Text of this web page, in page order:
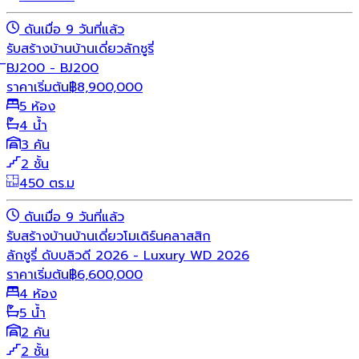
ดันเมื่อ 9 วันที่แล้ว
รับสร้างบ้านบ้านเดี่ยวลักชูรี่
ิBJ200 - BJ200
ราคาเริ่มต้น฿8,900,000
5 ห้อง
4 น้ำ
3 คัน
2 ชั้น
450 ตร.ม
ดันเมื่อ 9 วันที่แล้ว
รับสร้างบ้านบ้านเดี่ยวโมเดิร์นคลาสสิก
ลักชูรี่ ดับบลิวดี 2026 - Luxury WD 2026
ราคาเริ่มต้น฿6,600,000
4 ห้อง
5 น้ำ
2 คัน
2 ชั้น